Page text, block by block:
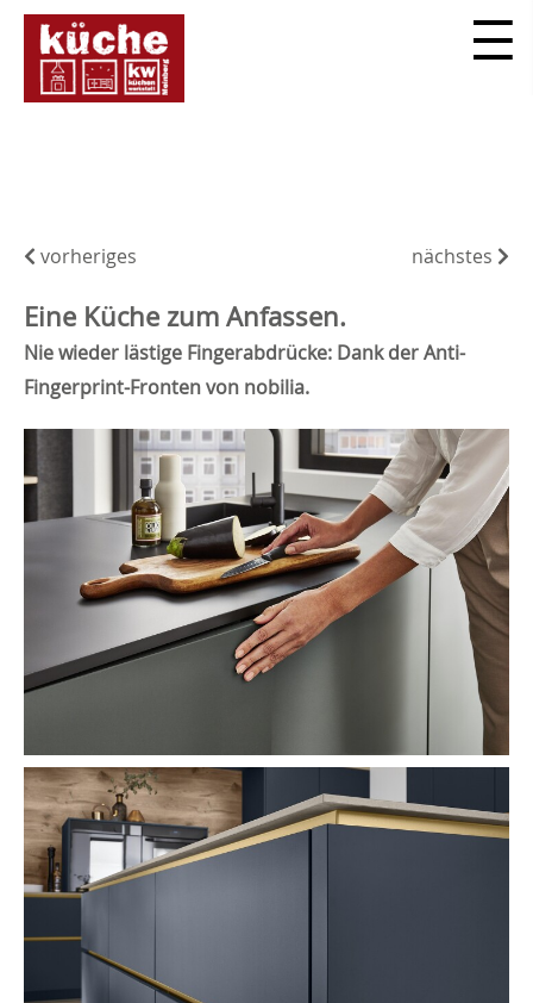
vorheriges nächstes
Eine Küche zum Anfassen.
Nie wieder lästige Fingerabdrücke: Dank der Anti-
Fingerprint-Fronten von nobilia.